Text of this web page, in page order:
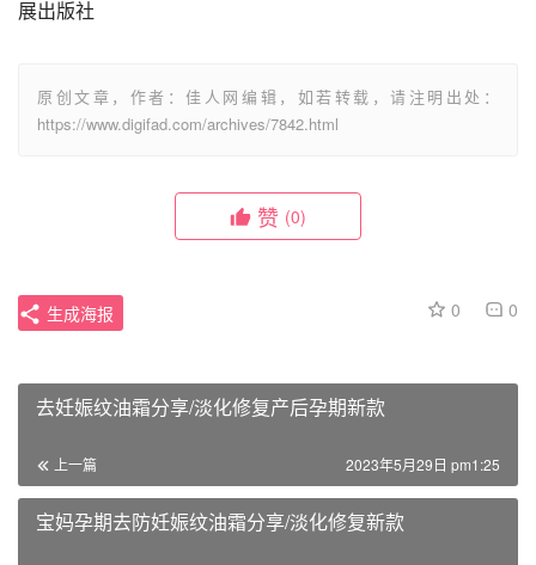
展出版社
原创文章，作者：佳人网编辑，如若转载，请注明出处：
https://www.digifad.com/archives/7842.html
赞 (0)
0 0
生成海报
去妊娠纹油霜分享/淡化修复产后孕期新款
上一篇 2023年5月29日 pm1:25
宝妈孕期去防妊娠纹油霜分享/淡化修复新款